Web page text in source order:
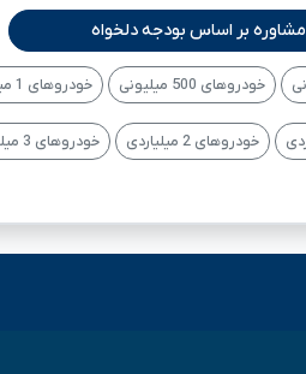
مشاوره بر اساس بودجه دلخواه
خودروهای 500 میلیونی خودروهای 1 میلیاردی
خودروهای 2 میلیاردی خودروهای 3 میلیاردی